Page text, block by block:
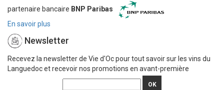
partenaire bancaire BNP Paribas
En savoir plus
Newsletter
Recevez la newsletter de Vie d'Oc pour tout savoir sur les vins du
Languedoc et recevoir nos promotions en avant-première
OK